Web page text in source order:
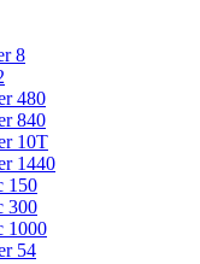
8
480
840
10Т
1440
150
300
1000
54